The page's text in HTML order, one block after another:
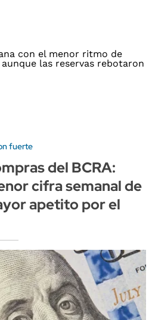
fuerte
del BCRA:
cifra semanal de
apetito por el